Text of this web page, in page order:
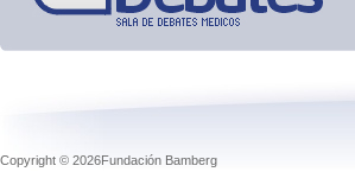
Copyright © 2026Fundación Bamberg